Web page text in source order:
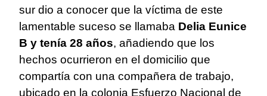
sur dio a conocer que la víctima de este
lamentable suceso se llamaba Delia Eunice
B y tenía 28 años, añadiendo que los
hechos ocurrieron en el domicilio que
compartía con una compañera de trabajo,
ubicado en la colonia Esfuerzo Nacional de